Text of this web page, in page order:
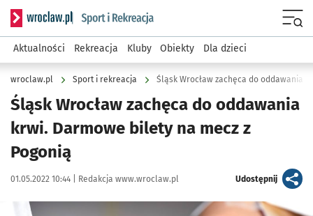
Serwis informacyjny wroclaw.pl podserwis: Sport i rekreacja
Aktualności Rekreacja Kluby Obiekty Dla dzieci
wroclaw.pl Sport i rekreacja Śląsk Wrocław zachęca do oddawania
Śląsk Wrocław zachęca do oddawania
krwi. Darmowe bilety na mecz z
Pogonią
Data publikacji:
01.05.2022 10:44 | Autor:
Redakcja www.wroclaw.pl Udostępnijartykuł
Kliknij, aby powiększyć